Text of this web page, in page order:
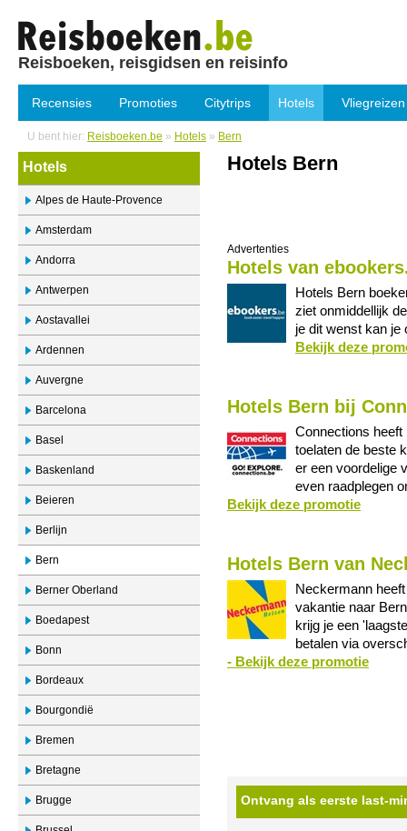
Reisboeken, reisgidsen en reisinfo
Recensies Promoties Citytrips Hotels Vliegreizen
U bent hier: Reisboeken.be » Hotels » Bern
Hotels
Alpes de Haute-Provence
Amsterdam
Andorra
Antwerpen
Aostavallei
Ardennen
Auvergne
Barcelona
Basel
Baskenland
Beieren
Berlijn
Bern
Berner Oberland
Boedapest
Bonn
Bordeaux
Bourgondië
Bremen
Bretagne
Brugge
Hotels Bern
Advertenties
Hotels van
Hotels Bern
ziet onmiddellijk
je dit wenst kan
Bekijk deze
Hotels Bern bij
Connections
toelaten de beste
er een voordelige
even raadplegen
Bekijk deze promotie
Hotels Bern van
Neckermann
vakantie naar
krijg je een
betalen via
- Bekijk deze promotie
Ontvang als eerste last-